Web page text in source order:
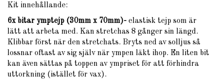
Kit innehållande:
6x bitar ymptejp (30mm x 70mm)- elastisk tejp som är
lätt att arbeta med. Kan stretchas 8 gånger sin längd.
Klibbar först när den stretchats. Bryts ned av solljus så
lossnar oftast av sig själv när ympen läkt ihop. En liten bit
kan även sättas på toppen av ympriset för att förhindra
uttorkning (istället för vax).